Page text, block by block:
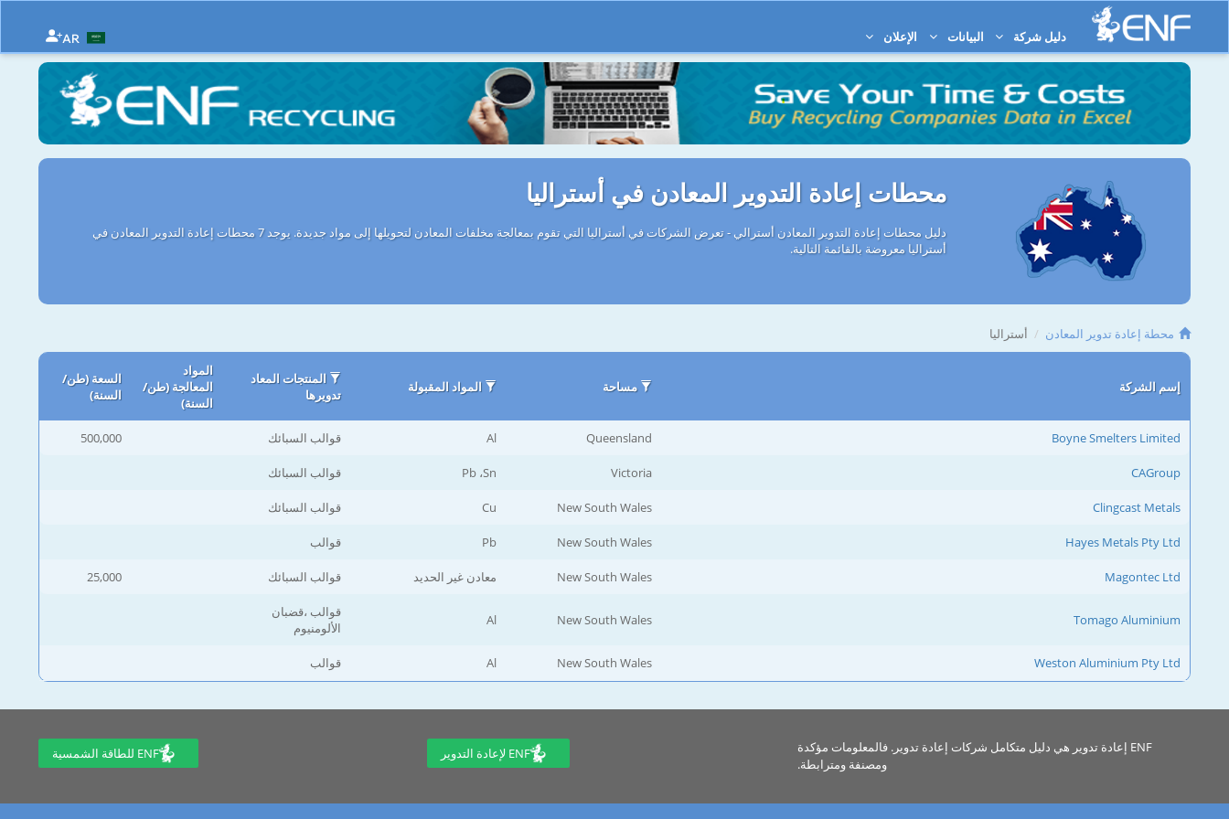
دليل شركة البيانات الإعلان AR
محطات إعادة التدوير المعادن في أستراليا
دليل محطات إعادة التدوير المعادن أسترالي - تعرض الشركات في أستراليا التي تقوم بمعالجة مخلفات المعادن لتحويلها إلى مواد جديدة. يوجد 7 محطات إعادة التدوير المعادن في
أستراليا معروضة بالقائمة التالية.
محطة إعادة تدوير المعادن أستراليا
إسم الشركة مساحة المواد المقبولة
المنتجات المعاد
تدويرها
المواد
المعالجة (طن/
السنة)
السعة (طن/
السنة)
Boyne Smelters Limited
Queensland
Al قوالب السبائك 500,000
CAGroup
Victoria Pb ،Sn قوالب السبائك
Clingcast Metals
New South Wales
Cu قوالب السبائك
Hayes Metals Pty Ltd
New South Wales
Pb قوالب
Magontec Ltd
New South Wales معادن غير الحديد قوالب السبائك 25,000
Tomago Aluminium
New South Wales
Al
قوالب ،قضبان
الألومنيوم
Weston Aluminium Pty Ltd
New South Wales
Al قوالب
ENF إعادة تدوير هي دليل متكامل شركات إعادة تدوير. فالمعلومات مؤكدة
ومصنفة ومترابطة.
ENF لإعادة التدوير ENF للطاقة الشمسية